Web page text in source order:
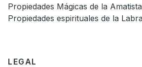
Propiedades Mágicas de la Amatista
Propiedades espirituales de la
LEGAL